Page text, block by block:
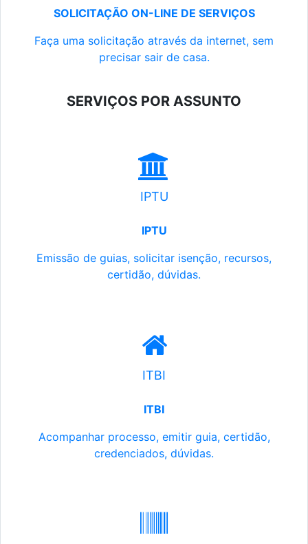
SOLICITAÇÃO ON-LINE DE SERVIÇOS
Faça uma solicitação através da internet, sem
precisar sair de casa.
SERVIÇOS POR ASSUNTO
IPTU
IPTU
Emissão de guias, solicitar isenção, recursos,
certidão, dúvidas.
ITBI
ITBI
Acompanhar processo, emitir guia, certidão,
credenciados, dúvidas.